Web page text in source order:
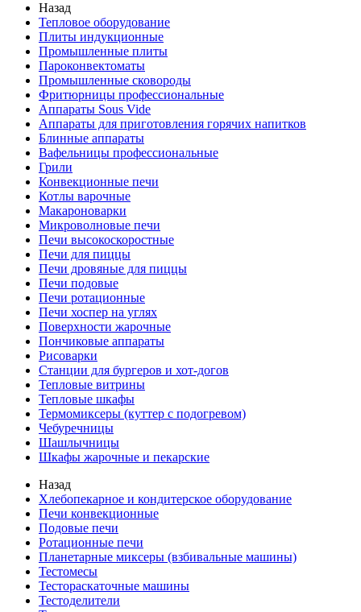
Назад
Тепловое оборудование
Плиты индукционные
Промышленные плиты
Пароконвектоматы
Промышленные сковороды
Фритюрницы профессиональные
Аппараты Sous Vide
Аппараты для приготовления горячих напитков
Блинные аппараты
Вафельницы профессиональные
Грили
Конвекционные печи
Котлы варочные
Макароноварки
Микроволновые печи
Печи высокоскоростные
Печи для пиццы
Печи дровяные для пиццы
Печи подовые
Печи ротационные
Печи хоспер на углях
Поверхности жарочные
Пончиковые аппараты
Рисоварки
Станции для бургеров и хот-догов
Тепловые витрины
Тепловые шкафы
Термомиксеры (куттер с подогревом)
Чебуречницы
Шашлычницы
Шкафы жарочные и пекарские
Назад
Хлебопекарное и кондитерское оборудование
Печи конвекционные
Подовые печи
Ротационные печи
Планетарные миксеры (взбивальные машины)
Тестомесы
Тестораскаточные машины
Тестоделители